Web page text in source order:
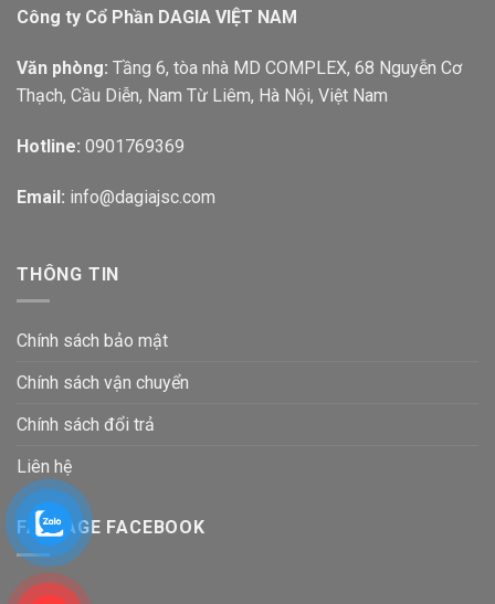
Công ty Cổ Phần DAGIA VIỆT NAM
Văn phòng: Tầng 6, tòa nhà MD COMPLEX, 68 Nguyễn Cơ
Thạch, Cầu Diễn, Nam Từ Liêm, Hà Nội, Việt Nam
Hotline: 0901769369
Email: info@dagiajsc.com
THÔNG TIN
Chính sách bảo mật
Chính sách vận chuyển
Chính sách đổi trả
Liên hệ
FANPAGE FACEBOOK